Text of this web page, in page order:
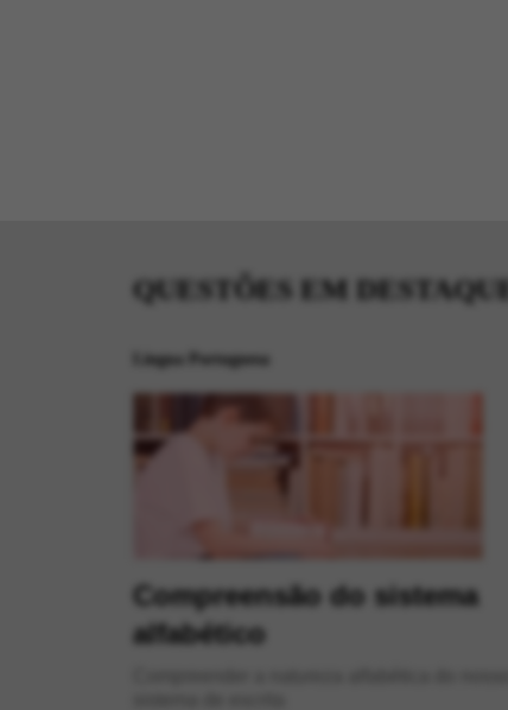
QUESTÕES EM DESTAQUE
Língua Portuguesa
Compreensão do sistema
alfabético